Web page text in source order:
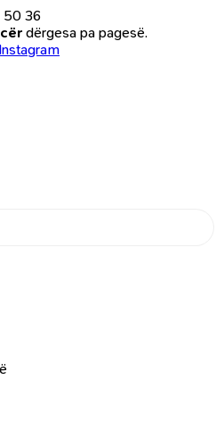
50 36
dërgesa pa pagesë.
Instagram